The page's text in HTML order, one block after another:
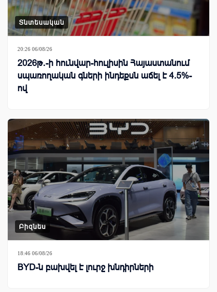
Տնտեսական
20:26 06/08/26
2026թ․-ի հունվար-հուլիսին Հայաստանում
սպառողական գների ինդեքսն աճել է 4.5%-
ով
Բիզնես
18:46 06/08/26
BYD-ն բախվել է լուրջ խնդիրների